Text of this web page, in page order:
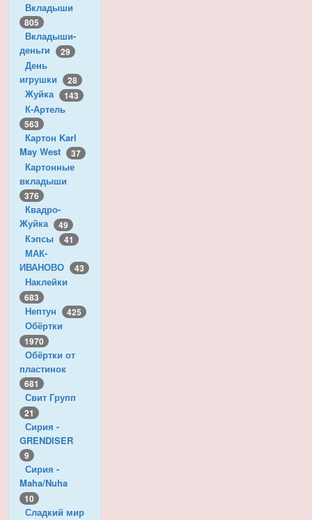
Вкладыши
805
Вкладыши-
деньги
29
День
игрушки
28
Жуйка 143
К-Артель
563
Картон Karl
May West
37
Картонные
вкладыши
376
Квадро-
Жуйка
49
Кэпсы 41
МАК-
ИВАНОВО
43
Наклейки
683
Нептун 425
Обёртки
1970
Обёртки от
пластинок
681
Свит Групп
21
Сирия -
GRENDISER
9
Сирия -
Maha/Nuha
10
Сладкий мир